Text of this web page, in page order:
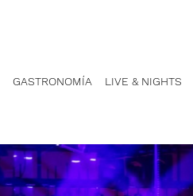
GASTRONOMÍA LIVE & NIGHTS